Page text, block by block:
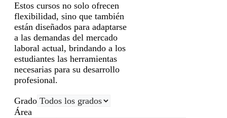
Estos cursos no solo ofrecen
flexibilidad, sino que también
están diseñados para adaptarse
a las demandas del mercado
laboral actual, brindando a los
estudiantes las herramientas
necesarias para su desarrollo
profesional.
Grado
Área